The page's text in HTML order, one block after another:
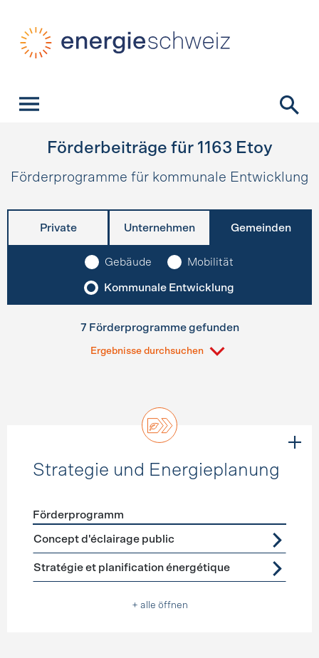
Förderbeiträge für 1163 Etoy
Förderprogramme für kommunale Entwicklung
Private Unternehmen Gemeinden
Gebäude Mobilität
Kommunale Entwicklung
7 Förderprogramme gefunden
Ergebnisse durchsuchen
Strategie und Energieplanung
Förderprogramme Strategie und Energieplanung
Förderprogramm
Concept d'éclairage public
Stratégie et planification énergétique
+ alle öffnen